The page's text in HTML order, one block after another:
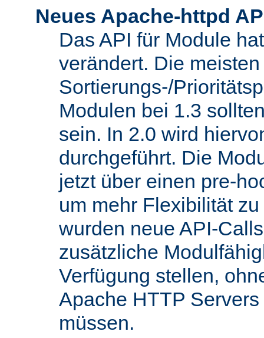
Neues Apache-httpd
Das API für Module
verändert. Die
Sortierungs-/
Modulen bei 1.3
sein. In 2.0 wird
durchgeführt. Die
jetzt über einen pre-
um mehr Flexibilität
wurden neue API-
zusätzliche
Verfügung stellen,
Apache HTTP
müssen.